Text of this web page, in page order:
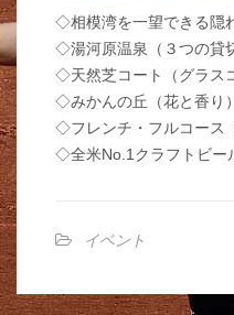
◇相模湾を一望できる隠
◇湯河原温泉（３つの貸
◇天然芝コート（グラス
◇みかんの丘（花と香り）
◇フレンチ・フルコース
◇全米No.1クラフトビー
イベント